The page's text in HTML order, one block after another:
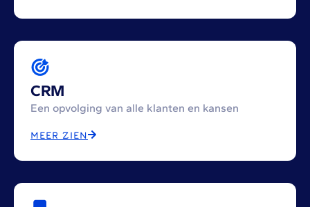
CRM
Een opvolging van alle klanten en kansen
MEER ZIEN